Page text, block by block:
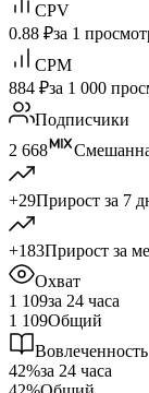
CPV
0.88 ₽за 1
CPM
884 ₽за 1 000
Подписчики
2 668
+29Прирост за 7
+183Прирост за
Охват
1 109за 24 часа
1 109Общий
Вовлеченность
42%за 24 часа